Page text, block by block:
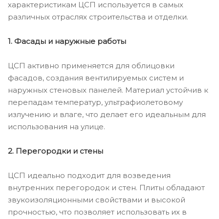
характеристикам ЦСП используется в самых
различных отраслях строительства и отделки.
1. Фасады и наружные работы
ЦСП активно применяется для облицовки
фасадов, создания вентилируемых систем и
наружных стеновых панелей. Материал устойчив к
перепадам температур, ультрафиолетовому
излучению и влаге, что делает его идеальным для
использования на улице.
2. Перегородки и стены
ЦСП идеально подходит для возведения
внутренних перегородок и стен. Плиты обладают
звукоизоляционными свойствами и высокой
прочностью, что позволяет использовать их в